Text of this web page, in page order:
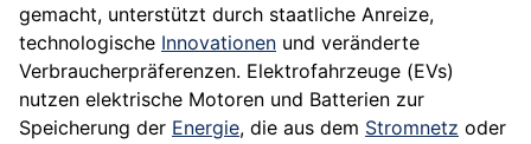
gemacht, unterstützt durch staatliche Anreize,
technologische Innovationen und veränderte
Verbraucherpräferenzen. Elektrofahrzeuge (EVs)
nutzen elektrische Motoren und Batterien zur
Speicherung der Energie, die aus dem Stromnetz oder